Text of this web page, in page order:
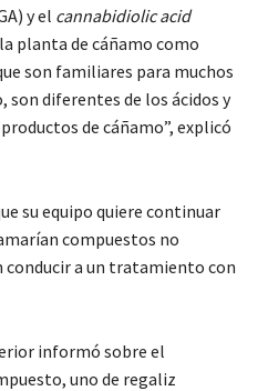
y el cannabidiolic acid
planta de cáñamo como
son familiares para muchos
son diferentes de los ácidos y
de cáñamo”, explicó
su equipo quiere continuar
compuestos no
conducir a un tratamiento con
informó sobre el
uno de regaliz